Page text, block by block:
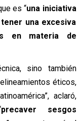
es “una iniciativa
una excesiva
en materia de
sino también
éticos,
aclaró,
precaver sesgos